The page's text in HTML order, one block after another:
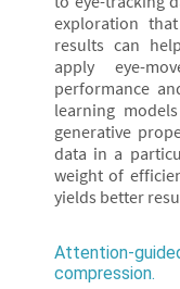
exploration
results can
apply eye-
performance
learning
generative
data in a
weight of
yields better
Attention-
compression.